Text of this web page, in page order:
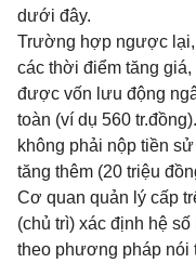
dưới đây.
Trường hợp ngược
các thời điểm tăng
được vốn lưu động
toàn (ví dụ 560
không phải nộp tiền
tăng thêm (20 triệu
Cơ quan quản lý cấp
(chủ trì) xác định hệ
theo phương pháp nói